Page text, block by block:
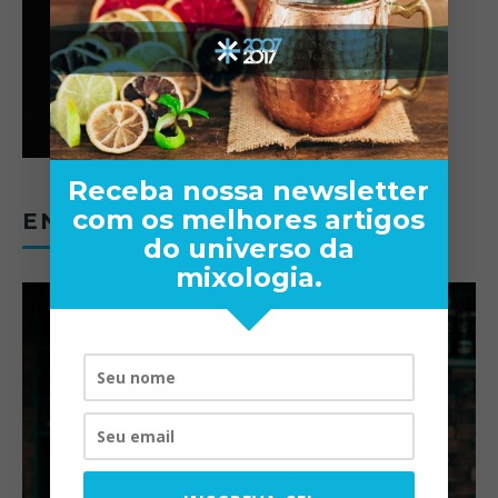
ENTREVISTAS
Receba nossa newsletter
com os melhores artigos
do universo da
mixologia.